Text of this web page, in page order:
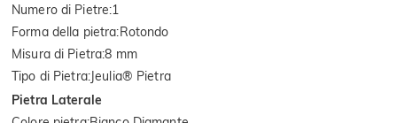
Numero di Pietre:1
Forma della pietra:Rotondo
Misura di Pietra:8 mm
Tipo di Pietra:Jeulia® Pietra
Pietra Laterale